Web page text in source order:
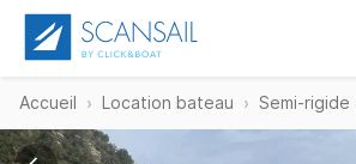
Accueil Location bateau Semi-rigide